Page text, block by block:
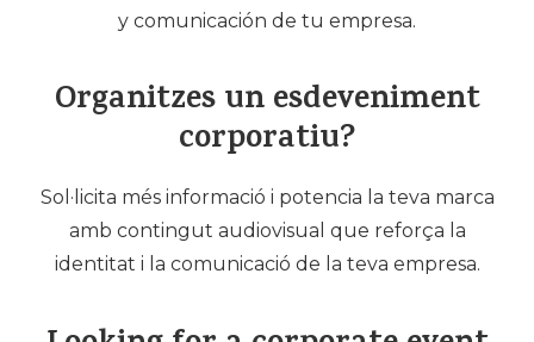
y comunicación de tu empresa.
Organitzes un esdeveniment
corporatiu?
Sol·licita més informació i potencia la teva marca
amb contingut audiovisual que reforça la
identitat i la comunicació de la teva empresa.